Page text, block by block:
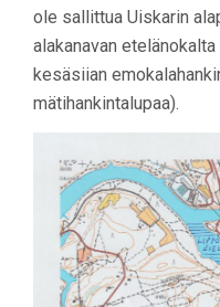
ole sallittua Uiskarin
alakanavan
kesäsiian
mätihankintalupaa).